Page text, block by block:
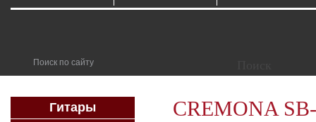
CREMONA
Гитары